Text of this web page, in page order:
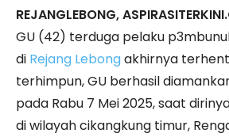
REJANGLEBONG,
GU (42) terduga pelaku
di Rejang Lebongakhirnya
terhimpun, GU berhasil
pada Rabu 7 Mei 2025, saat
di wilayah cikangkung timur,